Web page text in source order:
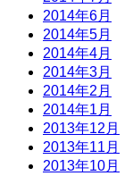
2014年6月
2014年5月
2014年4月
2014年3月
2014年2月
2014年1月
2013年12月
2013年11月
2013年10月